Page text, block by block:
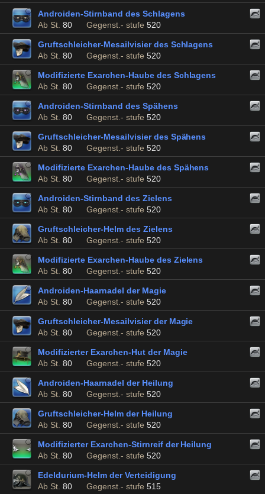
Androiden-Stirnband des Schlagens
Ab St. 80 Gegenst.- stufe 520
Gruftschleicher-Mesailvisier des Schlagens
Ab St. 80 Gegenst.- stufe 520
Modifizierte Exarchen-Haube des Schlagens
Ab St. 80 Gegenst.- stufe 520
Androiden-Stirnband des Spähens
Ab St. 80 Gegenst.- stufe 520
Gruftschleicher-Mesailvisier des Spähens
Ab St. 80 Gegenst.- stufe 520
Modifizierte Exarchen-Haube des Spähens
Ab St. 80 Gegenst.- stufe 520
Androiden-Stirnband des Zielens
Ab St. 80 Gegenst.- stufe 520
Gruftschleicher-Helm des Zielens
Ab St. 80 Gegenst.- stufe 520
Modifizierte Exarchen-Haube des Zielens
Ab St. 80 Gegenst.- stufe 520
Androiden-Haarnadel der Magie
Ab St. 80 Gegenst.- stufe 520
Gruftschleicher-Mesailvisier der Magie
Ab St. 80 Gegenst.- stufe 520
Modifizierter Exarchen-Hut der Magie
Ab St. 80 Gegenst.- stufe 520
Androiden-Haarnadel der Heilung
Ab St. 80 Gegenst.- stufe 520
Gruftschleicher-Helm der Heilung
Ab St. 80 Gegenst.- stufe 520
Modifizierter Exarchen-Stirnreif der Heilung
Ab St. 80 Gegenst.- stufe 520
Edeldurium-Helm der Verteidigung
Ab St. 80 Gegenst.- stufe 515